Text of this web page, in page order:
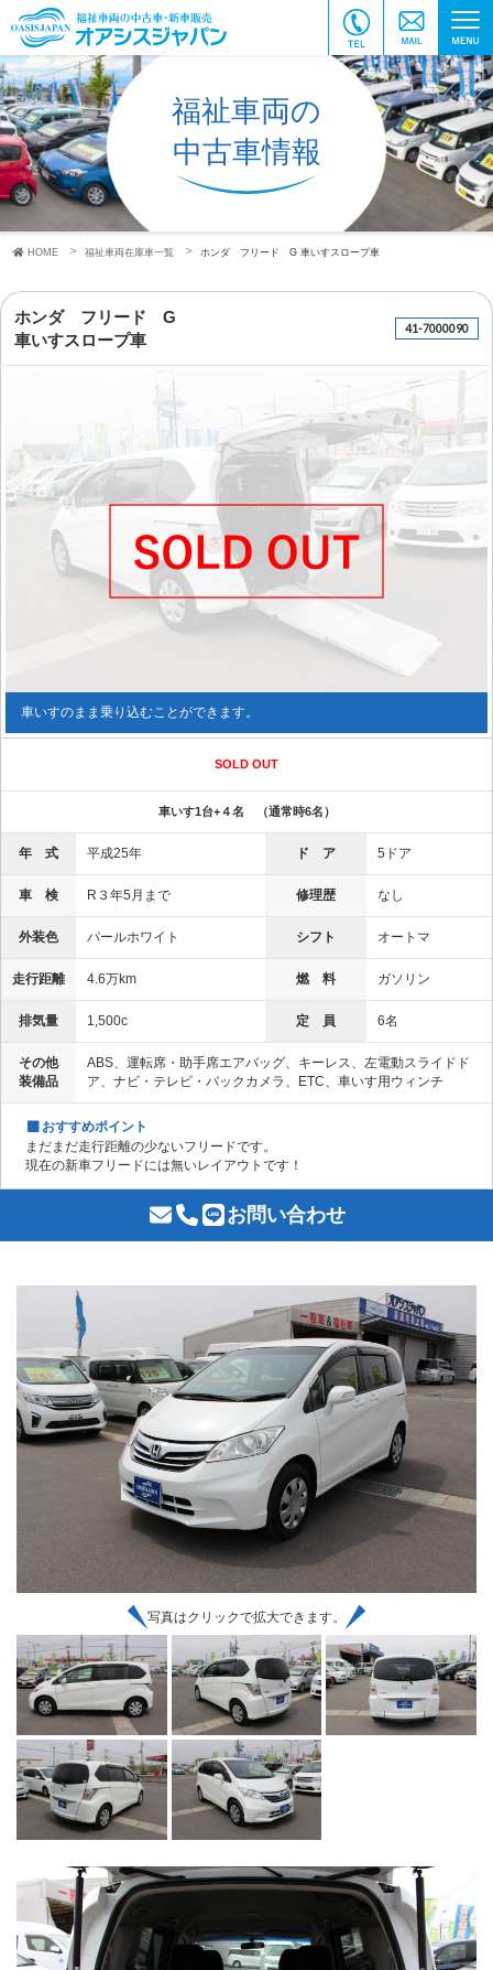
福祉車両の
中古車情報
HOME 福祉車両在庫車一覧 ホンダ フリード G 車いすスロープ車
ホンダ フリード G
車いすスロープ車
41-7000090
車いすのまま乗り込むことができます。
SOLD OUT
車いす1台+４名 （通常時6名）
年 式 平成25年 ド ア 5ドア
車 検 R３年5月まで 修理歴 なし
外装色 パールホワイト シフト オートマ
走行距離 4.6万km 燃 料 ガソリン
排気量 1,500c 定 員 6名
その他
装備品
ABS、運転席・助手席エアバッグ、キーレス、左電動スライドド
ア、ナビ・テレビ・バックカメラ、ETC、車いす用ウィンチ
おすすめポイント
まだまだ走行距離の少ないフリードです。
現在の新車フリードには無いレイアウトです！
お問い合わせ
写真はクリックで拡大できます。